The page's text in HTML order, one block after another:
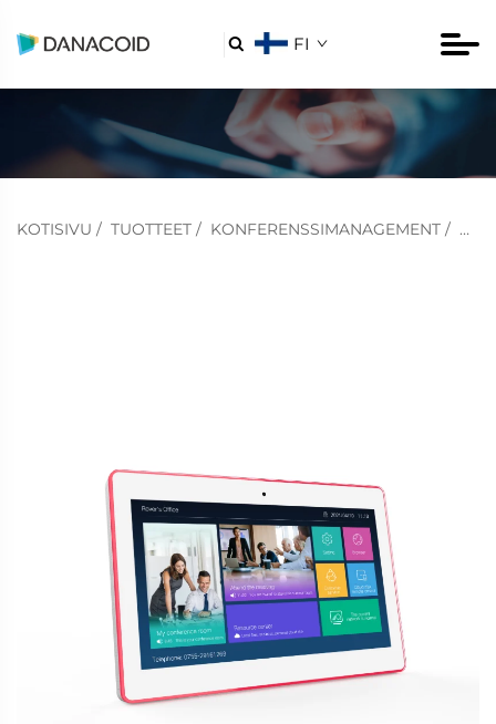
 FI
KOTISIVU / TUOTTEET / KONFERENSSIMANAGEMENT /